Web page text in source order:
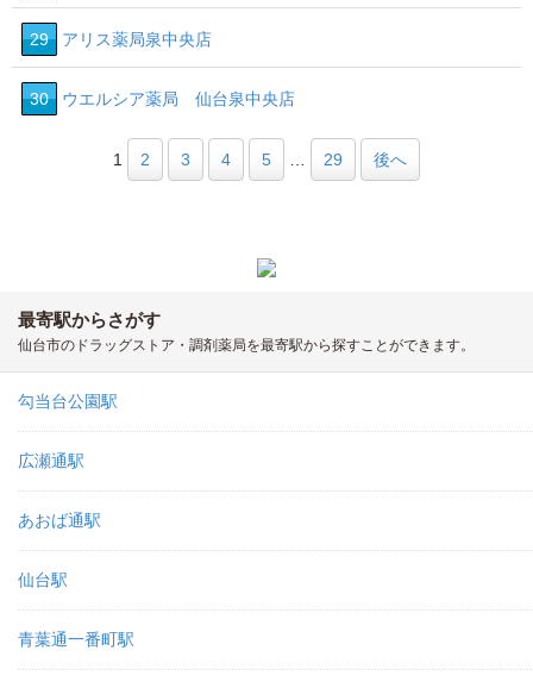
29 アリス薬局泉中央店
30 ウエルシア薬局 仙台泉中央店
1 2 3 4 5 29 後へ
最寄駅からさがす
仙台市のドラッグストア・調剤薬局を最寄駅から探すことができます。
勾当台公園駅
広瀬通駅
あおば通駅
仙台駅
青葉通一番町駅